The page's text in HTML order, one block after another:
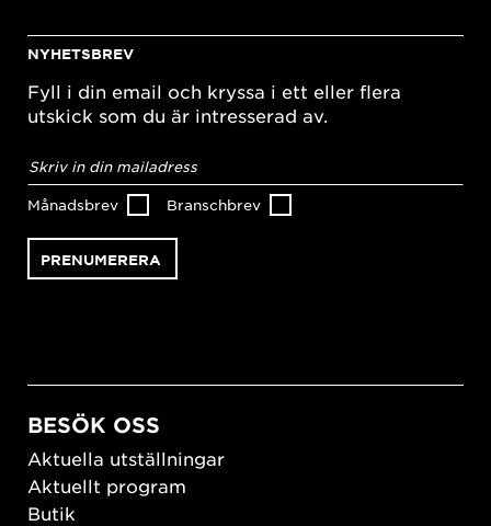
NYHETSBREV
Fyll i din email och kryssa i ett eller flera
utskick som du är intresserad av.
postadress*
Månadsbrev Branschbrev
BESÖK OSS
Aktuella utställningar
Aktuellt program
Butik